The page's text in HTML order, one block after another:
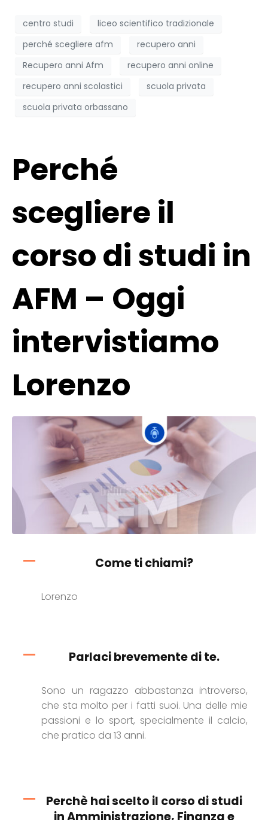
centro studi
liceo scientifico tradizionale
perché scegliere afm
recupero anni
Recupero anni Afm
recupero anni online
recupero anni scolastici
scuola privata
scuola privata orbassano
Perché
scegliere il
corso di studi in
AFM – Oggi
intervistiamo
Lorenzo
Come ti chiami?
Lorenzo
Parlaci brevemente di te.
Sono un ragazzo abbastanza introverso,
che sta molto per i fatti suoi. Una delle mie
passioni e lo sport, specialmente il calcio,
che pratico da 13 anni.
Perchè hai scelto il corso di studi
in Amministrazione, Finanza e